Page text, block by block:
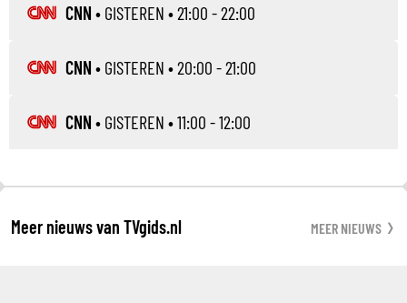
CNN • GISTEREN • 21:00 - 22:00
CNN • GISTEREN • 20:00 - 21:00
CNN • GISTEREN • 11:00 - 12:00
Meer nieuws van TVgids.nl MEER NIEUWS